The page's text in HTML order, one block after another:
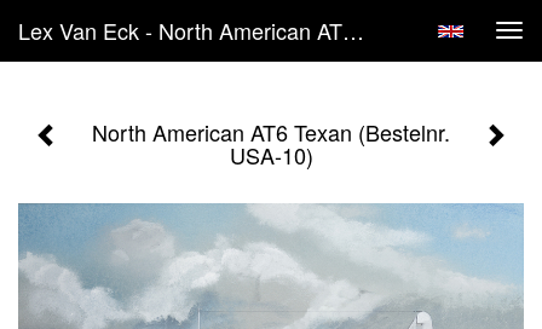
Lex Van Eck - North American AT6 Texan (Bestelnr. USA-10)
North American AT6 Texan (Bestelnr.
USA-10)